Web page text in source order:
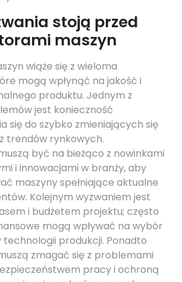
stoją przed
maszyn
wiąże się z wieloma
mogą wpłynąć na jakość i
produktu. Jednym z
jest konieczność
się do szybko zmieniających się
trendów rynkowych.
być na bieżąco z nowinkami
i innowacjami w branży, aby
maszyny spełniające aktualne
Kolejnym wyzwaniem jest
i budżetem projektu; często
mogą wpływać na wybór
technologii produkcji. Ponadto
zmagać się z problemami
pracy i ochroną